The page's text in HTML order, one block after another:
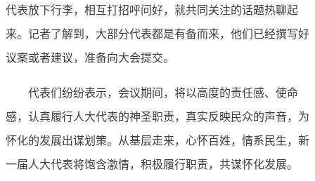
代表放下行李，相互打招呼问好，就共同关注的话题热聊起
来。记者了解到，大部分代表都是有备而来，他们已经撰写好
议案或者建议，准备向大会提交。
代表们纷纷表示，会议期间，将以高度的责任感、使命
感，认真履行人大代表的神圣职责，真实反映民众的声音，为
怀化的发展出谋划策。从基层走来，心怀百姓，情系民生，新
一届人大代表将饱含激情，积极履行职责，共谋怀化发展。